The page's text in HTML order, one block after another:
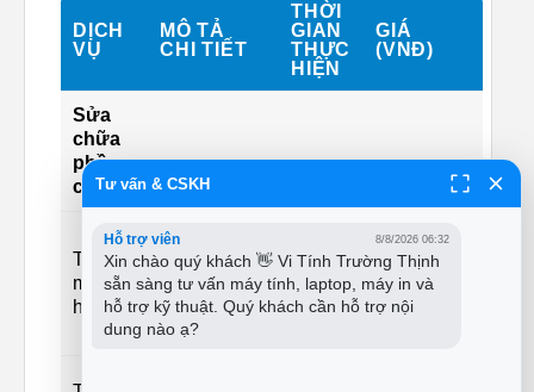
DỊCH
VỤ
MÔ TẢ
CHI TIẾT
THỜI
GIAN
THỰC
HIỆN
GIÁ
(VNĐ)
Sửa
chữa
phần
cứng
Thay
màn
hình
Màn hình
HD/Full
HD/4K cho
các dòng
phổ biến
30-60
phút
Từ
700.000 -
3.500.000
Tư vấn & CSKH
Hỗ trợ viên 8/8/2026 06:32
Xin chào quý khách 👋 Vi Tính Trường Thịnh
sẵn sàng tư vấn máy tính, laptop, máy in và
hỗ trợ kỹ thuật. Quý khách cần hỗ trợ nội
dung nào ạ?